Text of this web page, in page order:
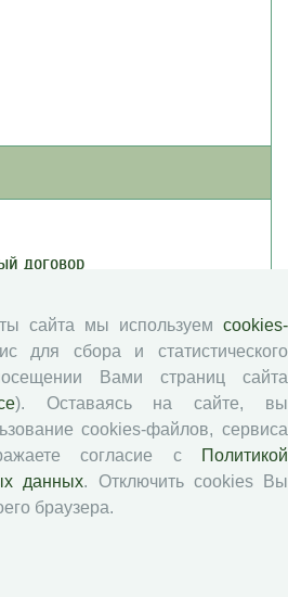
договор
персональных данных
сайта мы используем cookies-
для сбора и статистического
Вами страниц сайта
). Оставаясь на сайте, вы
cookies-файлов, сервиса
согласие с
Политикой
данных. Отключить cookies Вы
браузера.